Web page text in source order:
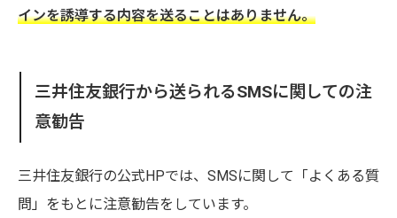
インを誘導する内容を送ることはありません。
三井住友銀行から送られるSMSに関しての注
意勧告
三井住友銀行の公式HPでは、SMSに関して「よくある質
問」をもとに注意勧告をしています。